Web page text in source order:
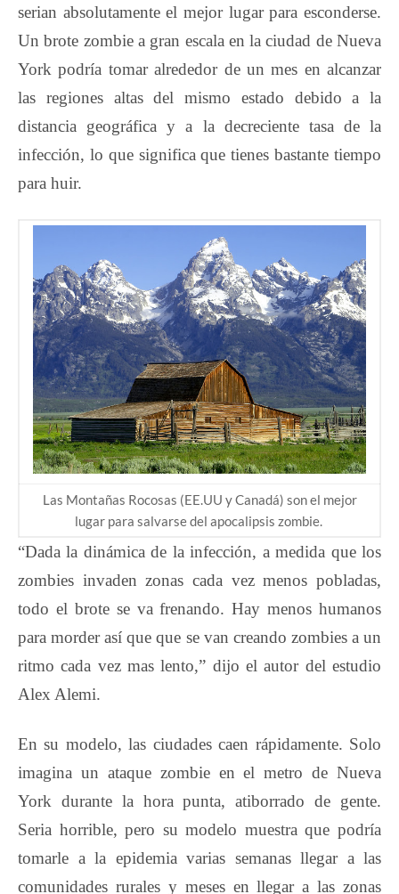
serian absolutamente el mejor lugar para esconderse.
Un brote zombie a gran escala en la ciudad de Nueva
York podría tomar alrededor de un mes en alcanzar
las regiones altas del mismo estado debido a la
distancia geográfica y a la decreciente tasa de la
infección, lo que significa que tienes bastante tiempo
para huir.
Las Montañas Rocosas (EE.UU y Canadá) son el mejor
lugar para salvarse del apocalipsis zombie.
“Dada la dinámica de la infección, a medida que los
zombies invaden zonas cada vez menos pobladas,
todo el brote se va frenando. Hay menos humanos
para morder así que que se van creando zombies a un
ritmo cada vez mas lento,” dijo el autor del estudio
Alex Alemi.
En su modelo, las ciudades caen rápidamente. Solo
imagina un ataque zombie en el metro de Nueva
York durante la hora punta, atiborrado de gente.
Seria horrible, pero su modelo muestra que podría
tomarle a la epidemia varias semanas llegar a las
comunidades rurales y meses en llegar a las zonas